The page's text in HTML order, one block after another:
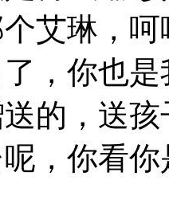
艾琳，
了，你也
的，送
，你看